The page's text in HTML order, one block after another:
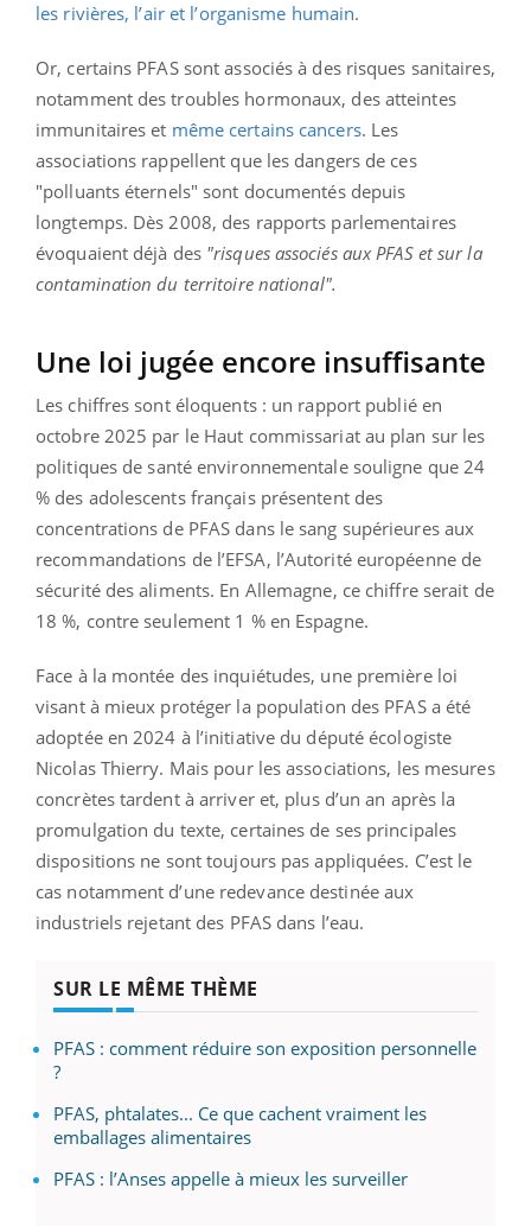
les rivières, l’air et l’organisme humain.
Or, certains PFAS sont associés à des risques sanitaires,
notamment des troubles hormonaux, des atteintes
immunitaires et même certains cancers. Les
associations rappellent que les dangers de ces
"polluants éternels" sont documentés depuis
longtemps. Dès 2008, des rapports parlementaires
évoquaient déjà des "risques associés aux PFAS et sur la
contamination du territoire national".
Une loi jugée encore insuffisante
Les chiffres sont éloquents : un rapport publié en
octobre 2025 par le Haut commissariat au plan sur les
politiques de santé environnementale souligne que 24
% des adolescents français présentent des
concentrations de PFAS dans le sang supérieures aux
recommandations de l’EFSA, l’Autorité européenne de
sécurité des aliments. En Allemagne, ce chiffre serait de
18 %, contre seulement 1 % en Espagne.
Face à la montée des inquiétudes, une première loi
visant à mieux protéger la population des PFAS a été
adoptée en 2024 à l’initiative du député écologiste
Nicolas Thierry. Mais pour les associations, les mesures
concrètes tardent à arriver et, plus d’un an après la
promulgation du texte, certaines de ses principales
dispositions ne sont toujours pas appliquées. C’est le
cas notamment d’une redevance destinée aux
industriels rejetant des PFAS dans l’eau.
SUR LE MÊME THÈME
PFAS : comment réduire son exposition personnelle
?
PFAS, phtalates... Ce que cachent vraiment les
emballages alimentaires
PFAS : l’Anses appelle à mieux les surveiller